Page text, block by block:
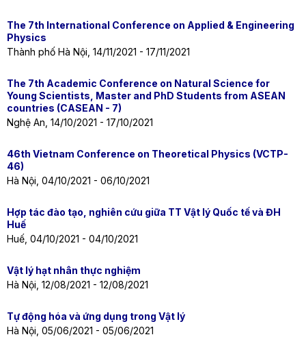
The 7th International Conference on Applied & Engineering
Physics
Thành phố Hà Nội, 14/11/2021 - 17/11/2021
The 7th Academic Conference on Natural Science for
Young Scientists, Master and PhD Students from ASEAN
countries (CASEAN - 7)
Nghệ An, 14/10/2021 - 17/10/2021
46th Vietnam Conference on Theoretical Physics (VCTP-
46)
Hà Nội, 04/10/2021 - 06/10/2021
Hợp tác đào tạo, nghiên cứu giữa TT Vật lý Quốc tế và ĐH
Huế
Huế, 04/10/2021 - 04/10/2021
Vật lý hạt nhân thực nghiệm
Hà Nội, 12/08/2021 - 12/08/2021
Tự động hóa và ứng dụng trong Vật lý
Hà Nội, 05/06/2021 - 05/06/2021